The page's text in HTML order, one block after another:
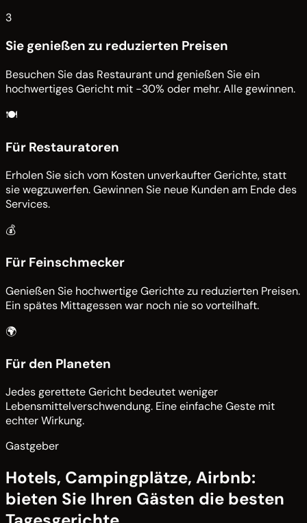
3
Sie genießen zu reduzierten Preisen
Besuchen Sie das Restaurant und genießen Sie ein
hochwertiges Gericht mit -30% oder mehr. Alle gewinnen.
🍽️
Für Restauratoren
Erholen Sie sich vom Kosten unverkaufter Gerichte, statt
sie wegzuwerfen. Gewinnen Sie neue Kunden am Ende des
Services.
💰
Für Feinschmecker
Genießen Sie hochwertige Gerichte zu reduzierten Preisen.
Ein spätes Mittagessen war noch nie so vorteilhaft.
🌍
Für den Planeten
Jedes gerettete Gericht bedeutet weniger
Lebensmittelverschwendung. Eine einfache Geste mit
echter Wirkung.
Gastgeber
Hotels, Campingplätze, Airbnb:
bieten Sie Ihren Gästen die besten